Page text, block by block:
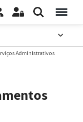
Administrativos